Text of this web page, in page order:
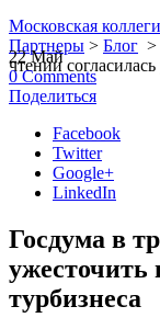
Московская
Партнеры > Блог >
чтении
22 Май
0 Comments
Поделиться
Facebook
Twitter
Google+
LinkedIn
Госдума в
ужесточить
турбизнеса